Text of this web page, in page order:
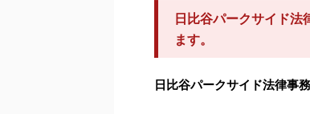
日比谷パークサイド
ます。
日比谷パークサイド法律事